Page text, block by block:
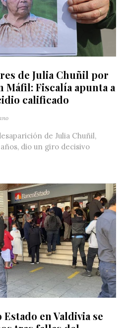
de Julia Chuñil por
Máfil: Fiscalía apunta a
calificado
de Julia Chuñil,
dio un giro decisivo
en Valdivia se